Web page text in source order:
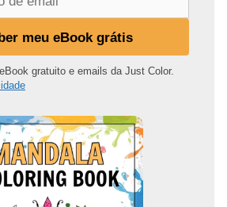
meu eBook grátis
gratuito e emails da Just Color.